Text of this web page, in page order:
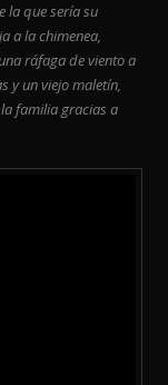
la que sería su
a la chimenea,
ráfaga de viento a
y un viejo maletín,
familia gracias a